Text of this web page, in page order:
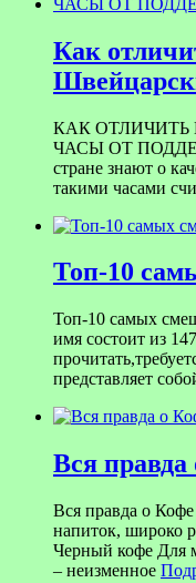
Как
КАК
ЧАСЫ ОТ
стране знают о
такими часами
Топ-10
Топ-10 самых
имя состоит из
представляет
Вся правда
Вся правда о
напиток, широко
Черный кофе Для
– неизменное